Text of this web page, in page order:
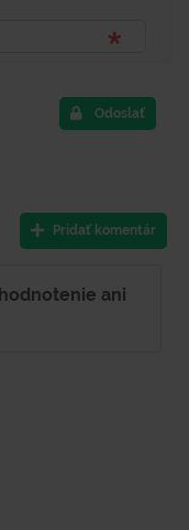
Odoslať
Pridať komentár
ani